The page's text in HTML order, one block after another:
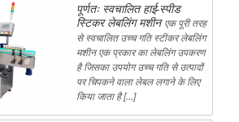
पूर्णतः स्वचालित हाई-स्पीड
स्टिकर लेबलिंग मशीन एक पूरी तरह
से स्वचालित उच्च गति स्टीकर लेबलिंग
मशीन एक प्रकार का लेबलिंग उपकरण
है जिसका उपयोग उच्च गति से उत्पादों
पर चिपकने वाला लेबल लगाने के लिए
किया जाता है […]